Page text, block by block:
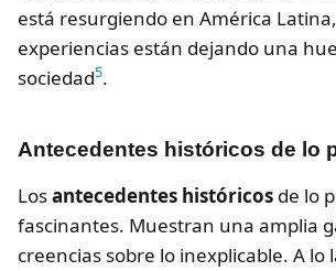
está resurgiendo en América
experiencias están dejando una
sociedad5.
Antecedentes históricos de lo
Losantecedentes históricos de lo
fascinantes. Muestran una amplia
creencias sobre lo inexplicable. A lo